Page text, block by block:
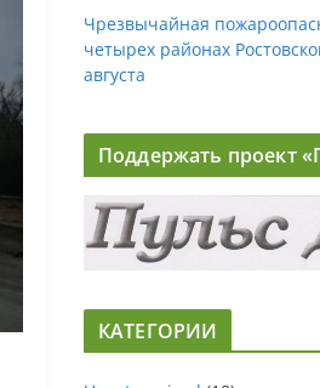
Чрезвычайная
четырех районах
августа
Поддержать проект
КАТЕГОРИИ